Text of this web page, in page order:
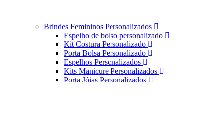
Brindes Femininos Personalizados
Espelho de bolso personalizado
Kit Costura Personalizado
Porta Bolsa Personalizado
Espelhos Personalizados
Kits Manicure Personalizados
Porta Jóias Personalizados